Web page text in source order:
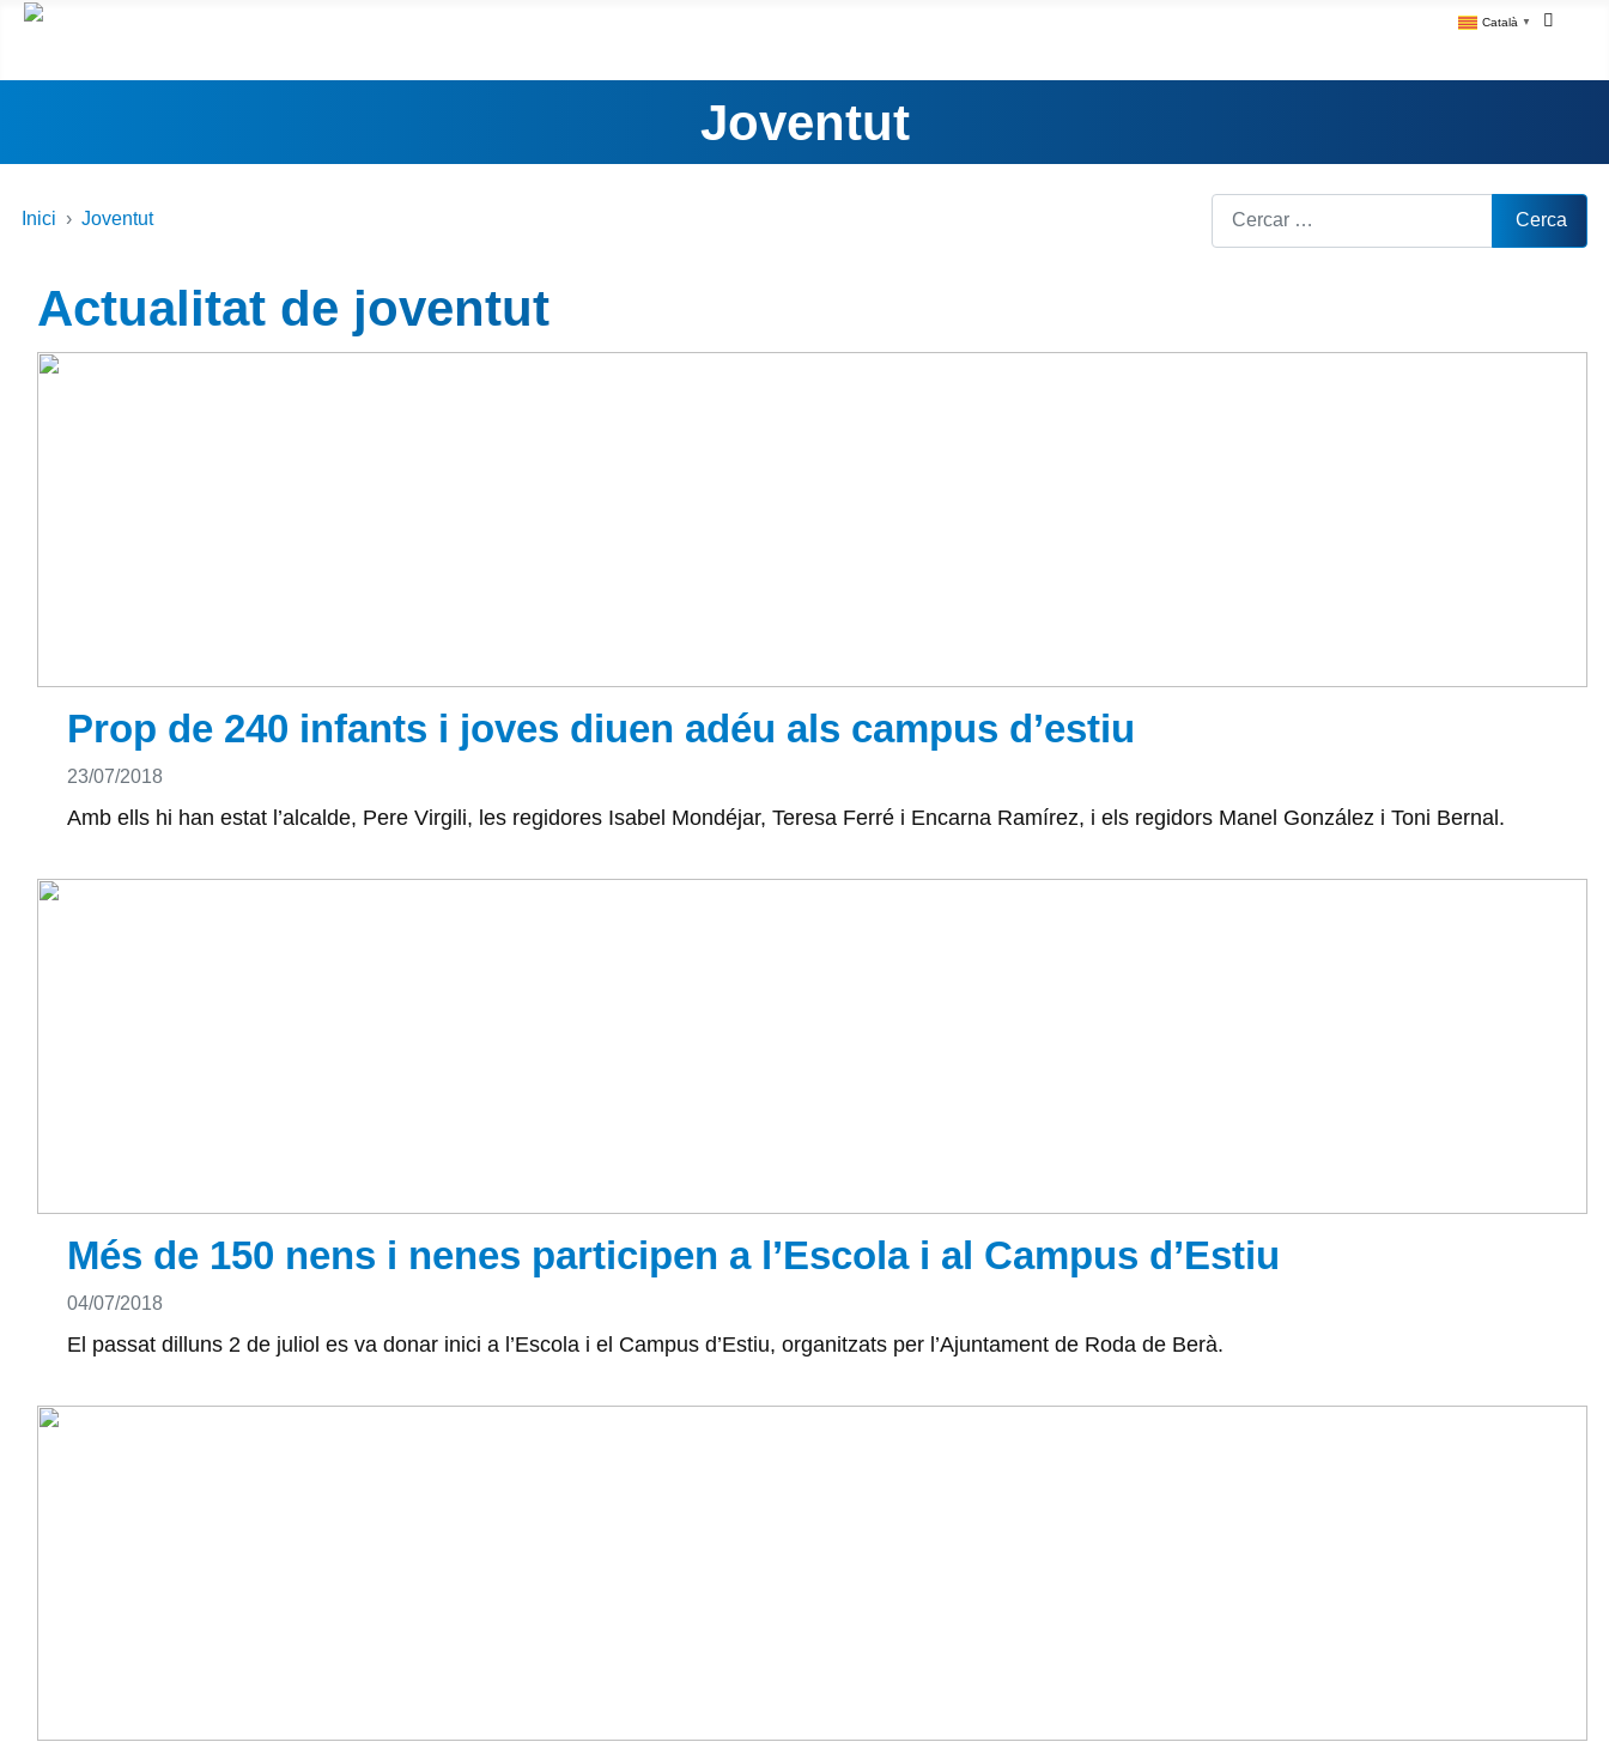
Català ▼
Joventut
Inici Joventut Cerca Cerca
Actualitat de joventut
Prop de 240 infants i joves diuen adéu als campus d’estiu
Detalls
23/07/2018
Amb ells hi han estat l’alcalde, Pere Virgili, les regidores Isabel Mondéjar, Teresa Ferré i Encarna Ramírez, i els regidors Manel González i Toni Bernal.
Més de 150 nens i nenes participen a l’Escola i al Campus d’Estiu
Detalls
04/07/2018
El passat dilluns 2 de juliol es va donar inici a l’Escola i el Campus d’Estiu, organitzats per l’Ajuntament de Roda de Berà.